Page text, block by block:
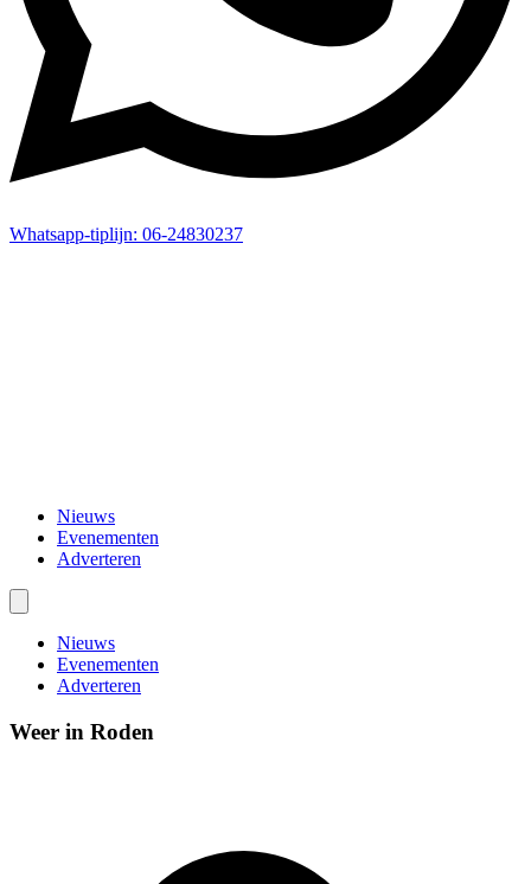
Whatsapp-tiplijn: 06-24830237
Nieuws
Evenementen
Adverteren
Nieuws
Evenementen
Adverteren
Weer in Roden